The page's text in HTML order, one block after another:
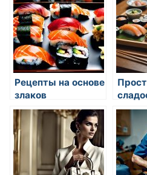
Рецепты на основе
злаков